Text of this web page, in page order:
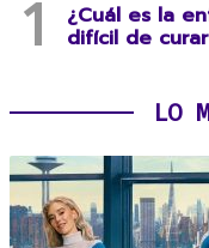
¿Cuál es la
difícil de
LO